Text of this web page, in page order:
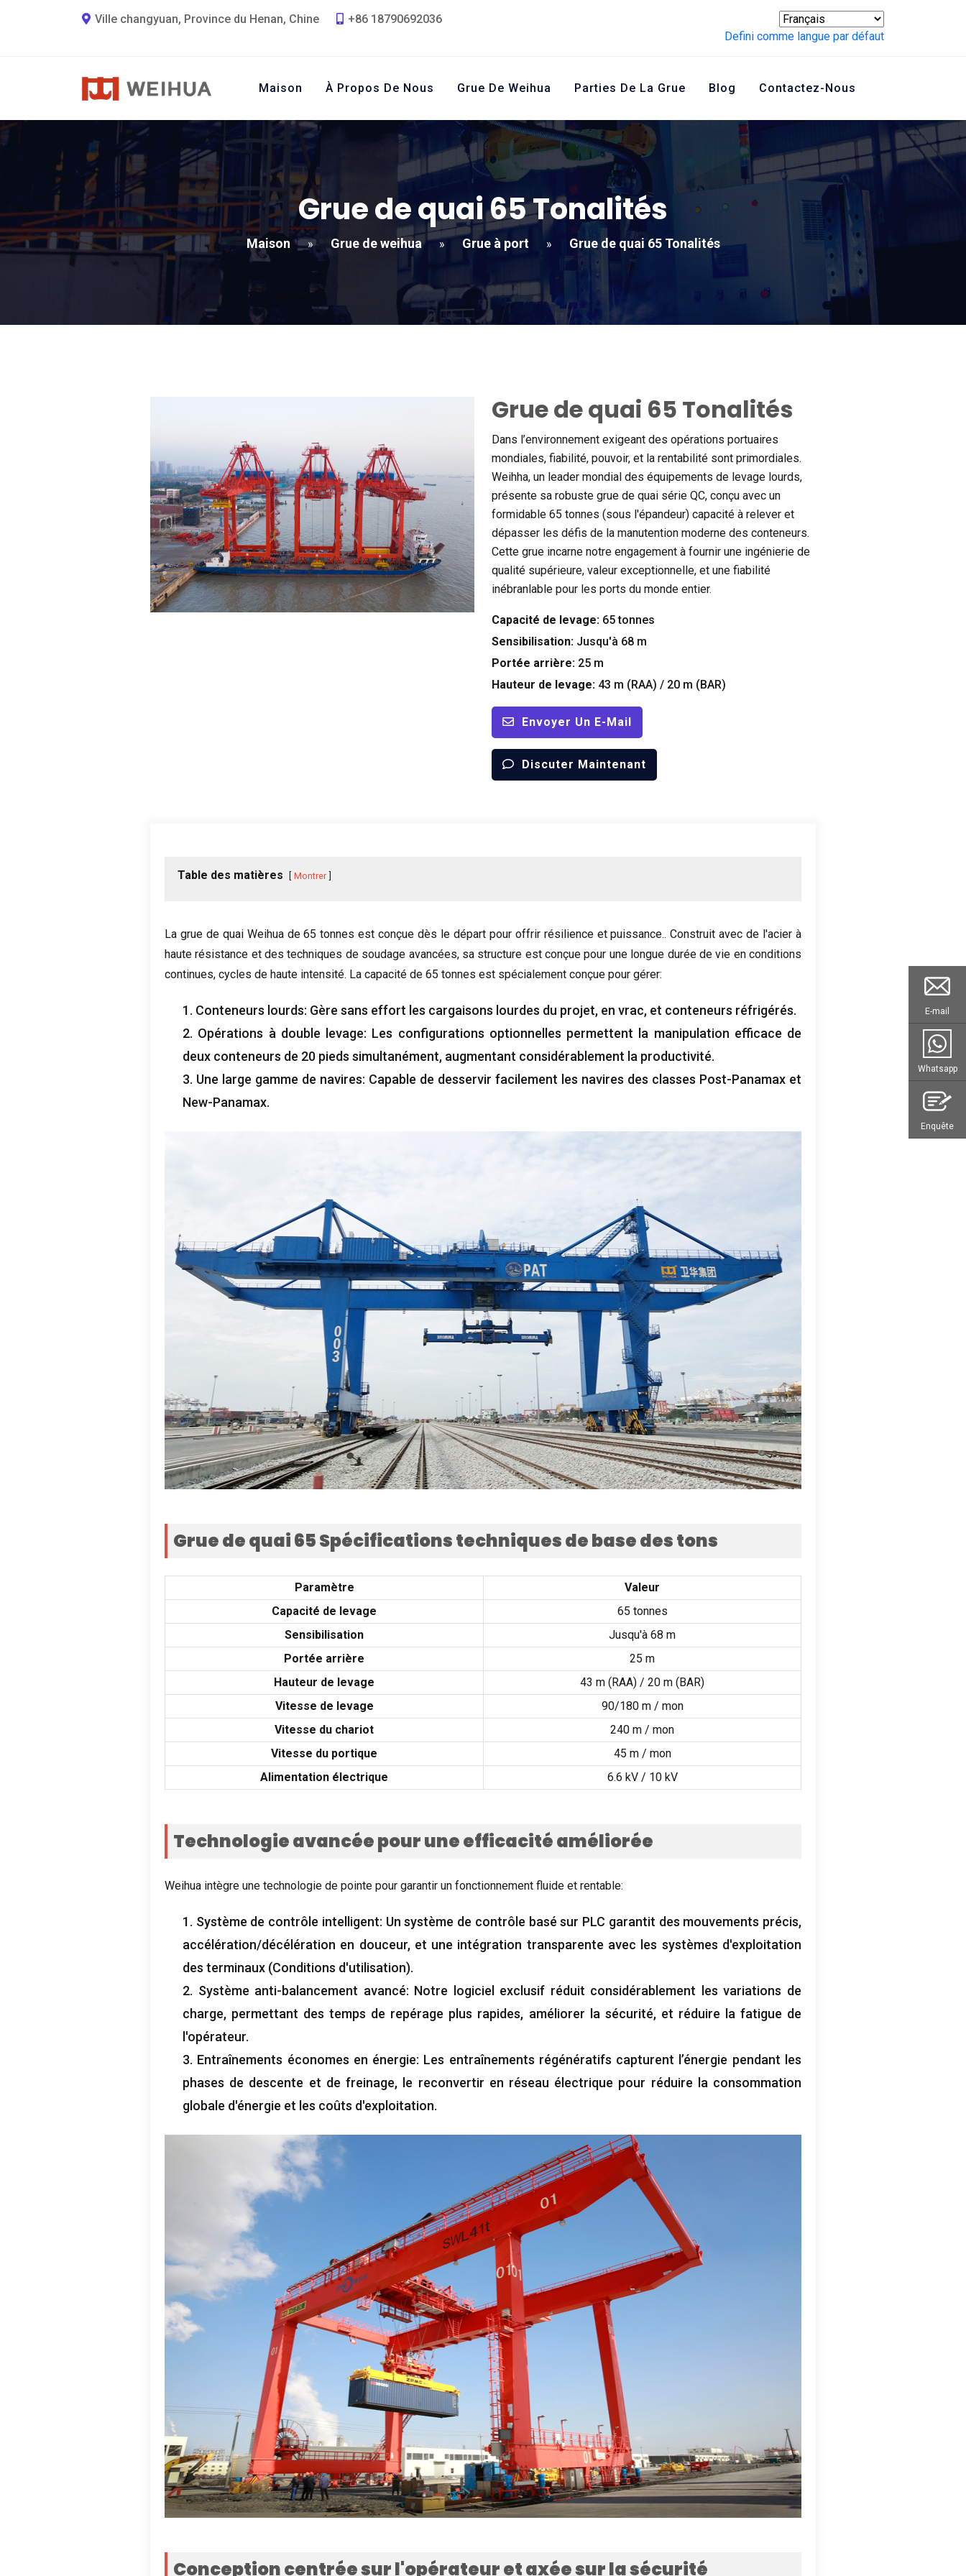
Ville changyuan, Province du Henan, Chine
+86 18790692036
Defini comme langue par défaut
Maison À Propos De Nous Grue De Weihua Parties De La Grue Blog Contactez-Nous
Grue de quai 65 Tonalités
Maison » Grue de weihua » Grue à port » Grue de quai 65 Tonalités
Grue de quai 65 Tonalités
Dans l’environnement exigeant des opérations portuaires
mondiales, fiabilité, pouvoir, et la rentabilité sont primordiales.
Weihha, un leader mondial des équipements de levage lourds,
présente sa robuste grue de quai série QC, conçu avec un
formidable 65 tonnes (sous l'épandeur) capacité à relever et
dépasser les défis de la manutention moderne des conteneurs.
Cette grue incarne notre engagement à fournir une ingénierie de
qualité supérieure, valeur exceptionnelle, et une fiabilité
inébranlable pour les ports du monde entier.
Capacité de levage: 65 tonnes
Sensibilisation: Jusqu'à 68 m
Portée arrière: 25 m
Hauteur de levage: 43 m (RAA) / 20 m (BAR)
Envoyer Un E-Mail
Discuter Maintenant
Table des matières Montrer
La grue de quai Weihua de 65 tonnes est conçue dès le départ pour offrir résilience et puissance.. Construit avec de l'acier à
haute résistance et des techniques de soudage avancées, sa structure est conçue pour une longue durée de vie en conditions
continues, cycles de haute intensité. La capacité de 65 tonnes est spécialement conçue pour gérer:
1. Conteneurs lourds: Gère sans effort les cargaisons lourdes du projet, en vrac, et conteneurs réfrigérés.
2. Opérations à double levage: Les configurations optionnelles permettent la manipulation efficace de
deux conteneurs de 20 pieds simultanément, augmentant considérablement la productivité.
3. Une large gamme de navires: Capable de desservir facilement les navires des classes Post-Panamax et
New-Panamax.
Grue de quai 65 Spécifications techniques de base des tons
Paramètre
Valeur
Capacité de levage
65 tonnes
Sensibilisation
Jusqu'à 68 m
Portée arrière
25 m
Hauteur de levage
43 m (RAA) / 20 m (BAR)
Vitesse de levage
90/180 m / mon
Vitesse du chariot
240 m / mon
Vitesse du portique
45 m / mon
Alimentation électrique
6.6 kV / 10 kV
Technologie avancée pour une efficacité améliorée
Weihua intègre une technologie de pointe pour garantir un fonctionnement fluide et rentable:
1. Système de contrôle intelligent: Un système de contrôle basé sur PLC garantit des mouvements précis,
accélération/décélération en douceur, et une intégration transparente avec les systèmes d'exploitation
des terminaux (Conditions d'utilisation).
2. Système anti-balancement avancé: Notre logiciel exclusif réduit considérablement les variations de
charge, permettant des temps de repérage plus rapides, améliorer la sécurité, et réduire la fatigue de
l'opérateur.
3. Entraînements économes en énergie: Les entraînements régénératifs capturent l’énergie pendant les
phases de descente et de freinage, le reconvertir en réseau électrique pour réduire la consommation
globale d'énergie et les coûts d'exploitation.
Conception centrée sur l'opérateur et axée sur la sécurité
E-mail
Whatsapp
Enquête